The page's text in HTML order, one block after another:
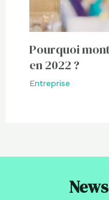
Pourquoi
en 2022 ?
Entreprise